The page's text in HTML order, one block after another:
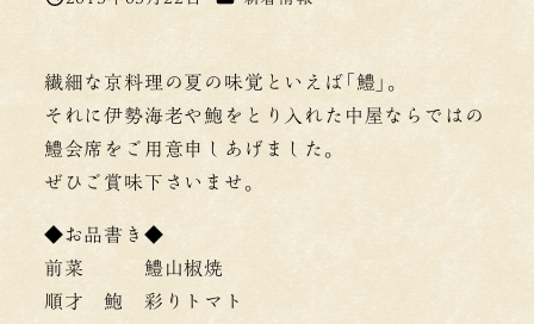
投稿日
繊細な京料理の夏の味覚といえば「鱧」。
それに伊勢海老や鮑をとり入れた中屋ならではの
鱧会席をご用意申しあげました。
ぜひご賞味下さいませ。
◆お品書き◆
前菜 鱧山椒焼
順才 鮑 彩りトマト